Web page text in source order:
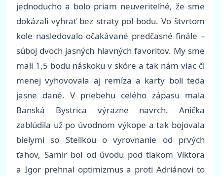
jednoducho a bolo priam neuveriteľné, že sme
dokázali vyhrať bez straty pol bodu. Vo štvrtom
kole nasledovalo očakávané predčasné finále –
súboj dvoch jasných hlavných favoritov. My sme
mali 1,5 bodu náskoku v skóre a tak nám viac či
menej vyhovovala aj remíza a karty boli teda
jasne dané. V priebehu celého zápasu mala
Banská Bystrica výrazne navrch. Anička
zablúdila už po úvodnom výkope a tak bojovala
bielymi so Stellkou o vyrovnanie od prvých
ťahov, Samir bol od úvodu pod tlakom Viktora
a Igor prehnal optimizmus a proti Adriánovi to